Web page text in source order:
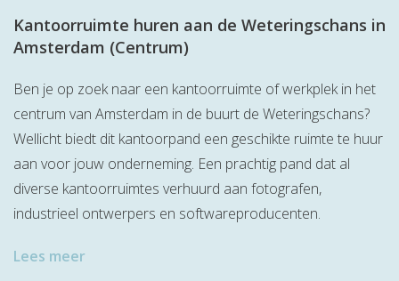
Kantoorruimte huren aan de Weteringschans in
Amsterdam (Centrum)
Ben je op zoek naar een kantoorruimte of werkplek in het
centrum van Amsterdam in de buurt de Weteringschans?
Wellicht biedt dit kantoorpand een geschikte ruimte te huur
aan voor jouw onderneming. Een prachtig pand dat al
diverse kantoorruimtes verhuurd aan fotografen,
industrieel ontwerpers en softwareproducenten.
Lees meer